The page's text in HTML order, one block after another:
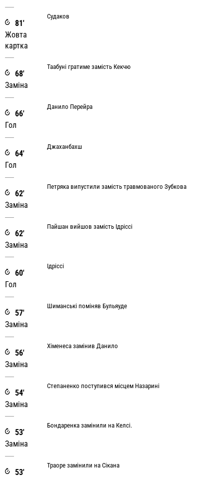
81'
Жовта
картка
Судаков
68'
Заміна
Таабуні гратиме замість Кекчю
66'
Гол
Данило Перейра
64'
Гол
Джаханбахш
62'
Заміна
Петряка випустили замість травмованого Зубкова
62'
Заміна
Пайшан вийшов замість Ідріссі
60'
Гол
Ідріссі
57'
Заміна
Шиманські поміняв Бульяуде
56'
Заміна
Хіменеса замінив Данило
54'
Заміна
Степаненко поступився місцем Назарині
53'
Заміна
Бондаренка замінили на Келсі.
53'
Траоре замінили на Сікана